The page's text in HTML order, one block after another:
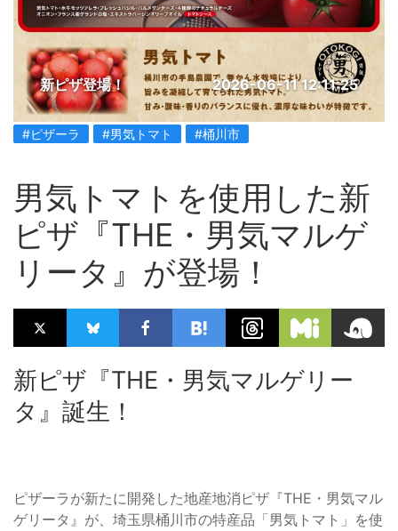
新ピザ登場！ 2026-06-11 12:11:25
#ピザーラ #男気トマト #桶川市
男気トマトを使用した新
ピザ『THE・男気マルゲ
リータ』が登場！
新ピザ『THE・男気マルゲリー
タ』誕生！
ピザーラが新たに開発した地産地消ピザ『THE・男気マル
ゲリータ』が、埼玉県桶川市の特産品「男気トマト」を使